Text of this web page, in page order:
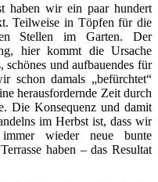
haben wir ein paar hundert
Teilweise in Töpfen für die
Stellen im Garten. Der
hier kommt die Ursache
schönes und aufbauendes für
schon damals „befürchtet“
herausfordernde Zeit durch
Die Konsequenz und damit
im Herbst ist, dass wir
wieder neue bunte
haben – das Resultat